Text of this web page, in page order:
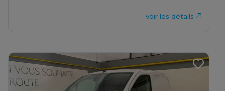
voir les détails